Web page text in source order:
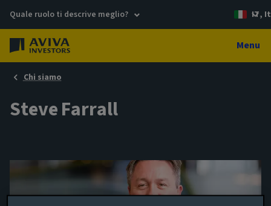
Quale ruolo ti descrive meglio? IT,
Menu
Chi siamo
Steve Farrall